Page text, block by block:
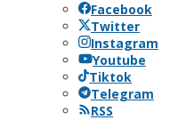
Facebook
Twitter
Instagram
Youtube
Tiktok
Telegram
RSS